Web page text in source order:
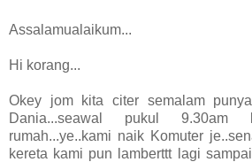
Assalamualaikum...
Hi korang...
Okey jom kita citer semalam
Dania...seawal pukul
rumah...ye..kami naik Komuter
kereta kami pun lamberttt lagi